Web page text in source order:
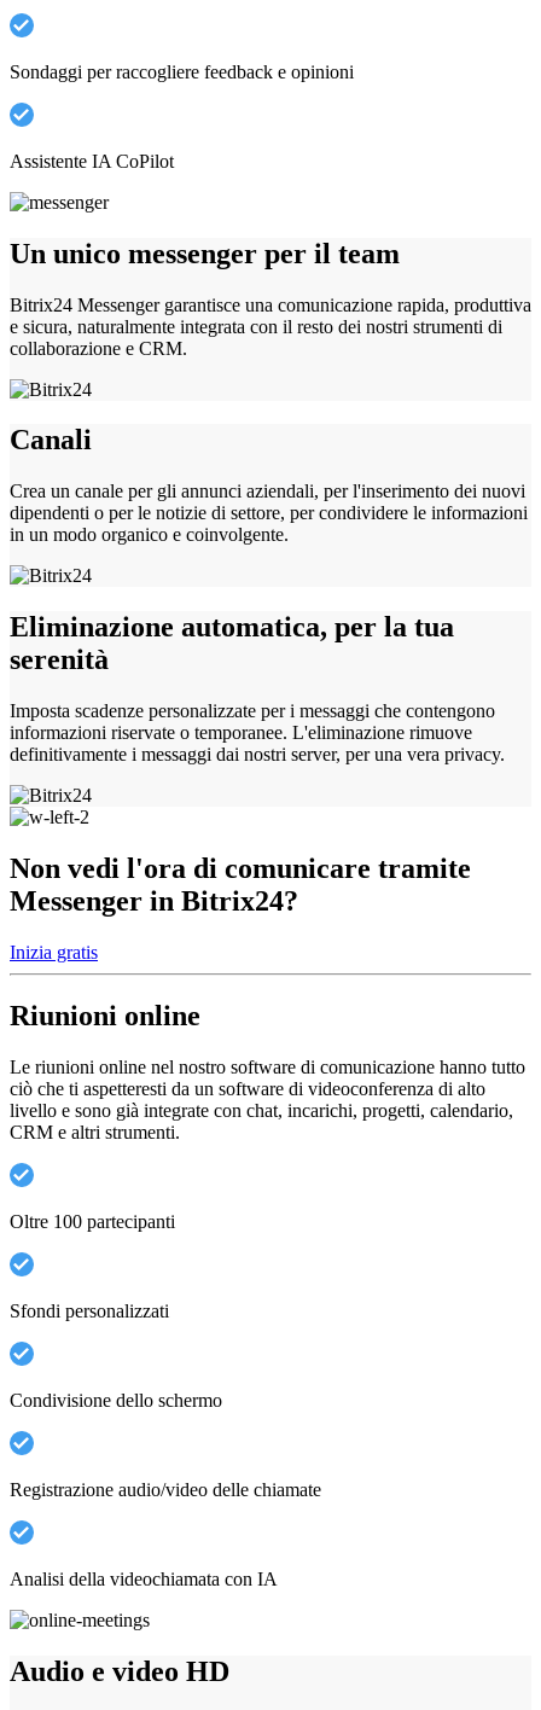
Sondaggi per raccogliere feedback e opinioni
Assistente IA CoPilot
Un unico messenger per il team
Bitrix24 Messenger garantisce una comunicazione rapida, produttiva
e sicura, naturalmente integrata con il resto dei nostri strumenti di
collaborazione e CRM.
Canali
Crea un canale per gli annunci aziendali, per l'inserimento dei nuovi
dipendenti o per le notizie di settore, per condividere le informazioni
in un modo organico e coinvolgente.
Eliminazione automatica, per la tua
serenità
Imposta scadenze personalizzate per i messaggi che contengono
informazioni riservate o temporanee. L'eliminazione rimuove
definitivamente i messaggi dai nostri server, per una vera privacy.
Non vedi l'ora di comunicare tramite
Messenger in Bitrix24?
Inizia gratis
Riunioni online
Le riunioni online nel nostro software di comunicazione hanno tutto
ciò che ti aspetteresti da un software di videoconferenza di alto
livello e sono già integrate con chat, incarichi, progetti, calendario,
CRM e altri strumenti.
Oltre 100 partecipanti
Sfondi personalizzati
Condivisione dello schermo
Registrazione audio/video delle chiamate
Analisi della videochiamata con IA
Audio e video HD